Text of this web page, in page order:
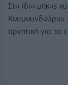
Στο ίδιο μήκος
Κουμουνδούρου
αρνητική για